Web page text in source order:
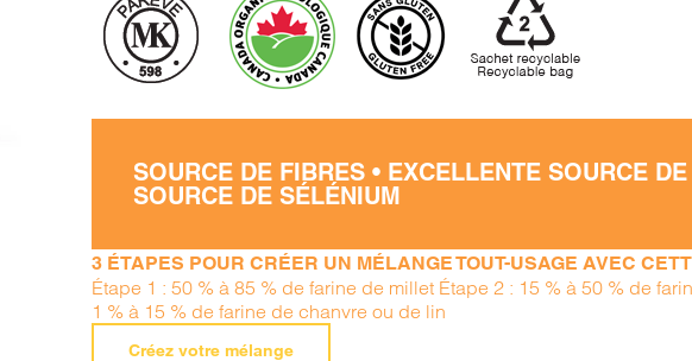
SOURCE DE FIBRES • EXCELLENTE SOURCE
SOURCE DE SÉLÉNIUM
3 ÉTAPES POUR CRÉER UN MÉLANGE TOUT-USAGE AVEC
Étape 1 : 50 % à 85 % de farine de millet Étape 2 : 15 % à 50 % de
1 % à 15 % de farine de chanvre ou de lin
Créez votre mélange